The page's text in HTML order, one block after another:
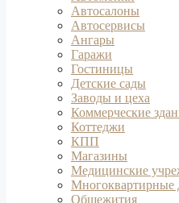
Автосалоны
Автосервисы
Ангары
Гаражи
Гостиницы
Детские сады
Заводы и цеха
Коммерческие
Коттеджи
КПП
Магазины
Медицинские
Многоквартирные
Общежития